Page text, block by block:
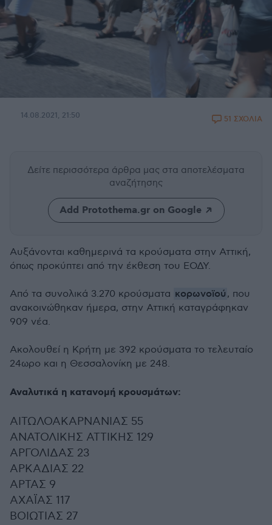
14.08.2021, 21:50 51 ΣΧΟΛΙΑ
Δείτε περισσότερα άρθρα μας στα αποτελέσματα
αναζήτησης
Add Protothema.gr on Google
Αυξάνονται καθημερινά τα κρούσματα στην Αττική,
όπως προκύπτει από την έκθεση του ΕΟΔΥ.
Από τα συνολικά 3.270 κρούσματα κορωνοϊού , που
ανακοινώθηκαν ήμερα, στην Αττική καταγράφηκαν
909 νέα.
Ακολουθεί η Κρήτη με 392 κρούσματα το τελευταίο
24ωρο και η Θεσσαλονίκη με 248.
Αναλυτικά η κατανομή κρουσμάτων:
ΑΙΤΩΛΟΑΚΑΡΝΑΝΙΑΣ 55
ΑΝΑΤΟΛΙΚΗΣ ΑΤΤΙΚΗΣ 129
ΑΡΓΟΛΙΔΑΣ 23
ΑΡΚΑΔΙΑΣ 22
ΑΡΤΑΣ 9
ΑΧΑΪΑΣ 117
ΒΟΙΩΤΙΑΣ 27